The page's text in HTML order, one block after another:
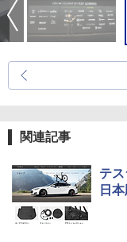
関連記事
テ
日